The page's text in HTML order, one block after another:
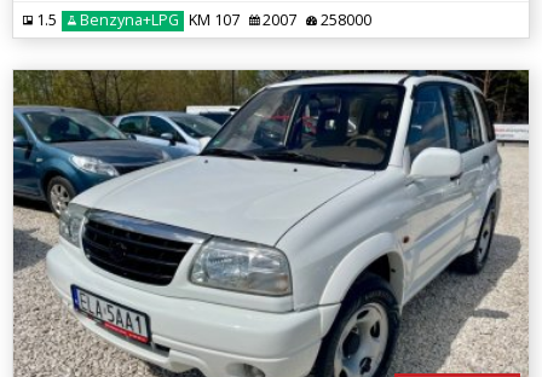
1.5 Benzyna+LPG KM 107 2007 258000